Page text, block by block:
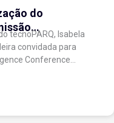
do
conexões
tecnoPARQ, Isabela
convidada para
Conference